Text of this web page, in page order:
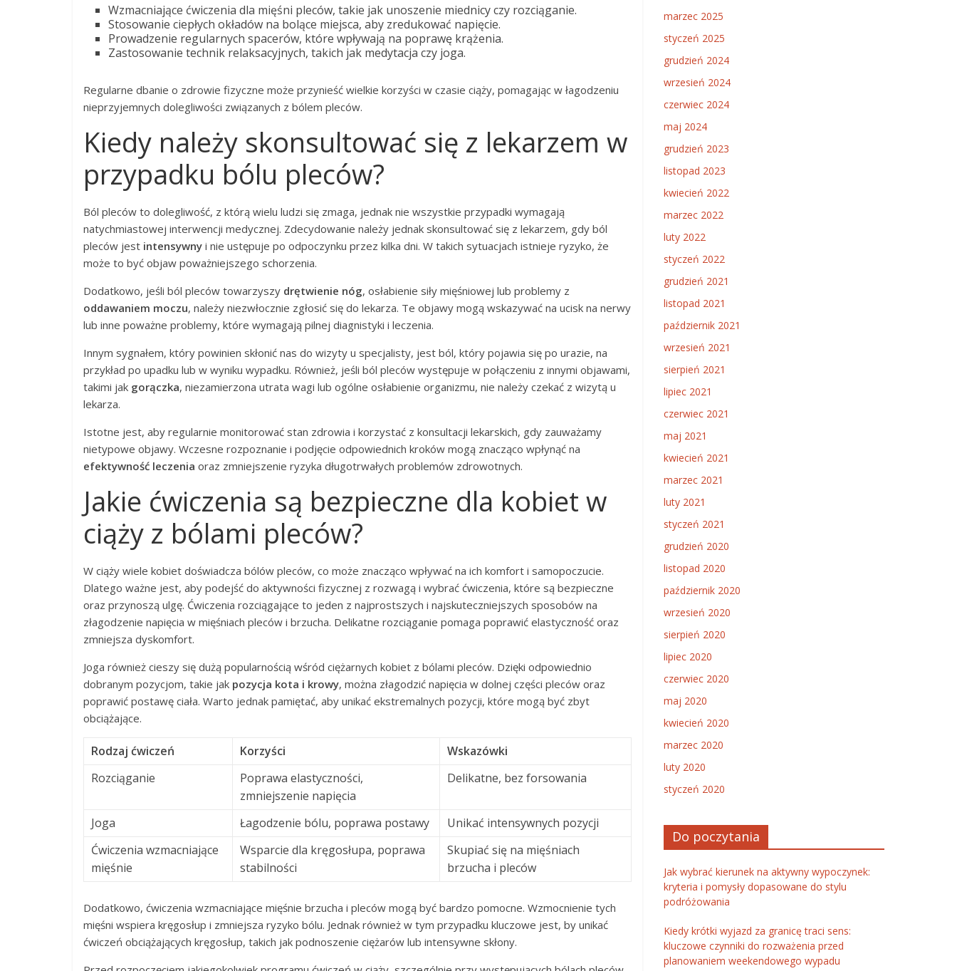
Wzmacniające ćwiczenia dla mięśni pleców, takie jak unoszenie miednicy czy rozciąganie.
Stosowanie ciepłych okładów na bolące miejsca, aby zredukować napięcie.
Prowadzenie regularnych spacerów, które wpływają na poprawę krążenia.
Zastosowanie technik relaksacyjnych, takich jak medytacja czy joga.
Regularne dbanie o zdrowie fizyczne może przynieść wielkie korzyści w czasie ciąży, pomagając w łagodzeniu
nieprzyjemnych dolegliwości związanych z bólem pleców.
Kiedy należy skonsultować się z lekarzem w
przypadku bólu pleców?
Ból pleców to dolegliwość, z którą wielu ludzi się zmaga, jednak nie wszystkie przypadki wymagają
natychmiastowej interwencji medycznej. Zdecydowanie należy jednak skonsultować się z lekarzem, gdy ból
pleców jest intensywny i nie ustępuje po odpoczynku przez kilka dni. W takich sytuacjach istnieje ryzyko, że
może to być objaw poważniejszego schorzenia.
Dodatkowo, jeśli ból pleców towarzyszy drętwienie nóg, osłabienie siły mięśniowej lub problemy z
oddawaniem moczu, należy niezwłocznie zgłosić się do lekarza. Te objawy mogą wskazywać na ucisk na nerwy
lub inne poważne problemy, które wymagają pilnej diagnistyki i leczenia.
Innym sygnałem, który powinien skłonić nas do wizyty u specjalisty, jest ból, który pojawia się po urazie, na
przykład po upadku lub w wyniku wypadku. Również, jeśli ból pleców występuje w połączeniu z innymi objawami,
takimi jak gorączka, niezamierzona utrata wagi lub ogólne osłabienie organizmu, nie należy czekać z wizytą u
lekarza.
Istotne jest, aby regularnie monitorować stan zdrowia i korzystać z konsultacji lekarskich, gdy zauważamy
nietypowe objawy. Wczesne rozpoznanie i podjęcie odpowiednich kroków mogą znacząco wpłynąć na
efektywność leczenia oraz zmniejszenie ryzyka długotrwałych problemów zdrowotnych.
Jakie ćwiczenia są bezpieczne dla kobiet w
ciąży z bólami pleców?
W ciąży wiele kobiet doświadcza bólów pleców, co może znacząco wpływać na ich komfort i samopoczucie.
Dlatego ważne jest, aby podejść do aktywności fizycznej z rozwagą i wybrać ćwiczenia, które są bezpieczne
oraz przynoszą ulgę. Ćwiczenia rozciągające to jeden z najprostszych i najskuteczniejszych sposobów na
złagodzenie napięcia w mięśniach pleców i brzucha. Delikatne rozciąganie pomaga poprawić elastyczność oraz
zmniejsza dyskomfort.
Joga również cieszy się dużą popularnością wśród ciężarnych kobiet z bólami pleców. Dzięki odpowiednio
dobranym pozycjom, takie jak pozycja kota i krowy, można złagodzić napięcia w dolnej części pleców oraz
poprawić postawę ciała. Warto jednak pamiętać, aby unikać ekstremalnych pozycji, które mogą być zbyt
obciążające.
Rodzaj ćwiczeń Korzyści
Wskazówki
Rozciąganie
Poprawa elastyczności,
zmniejszenie napięcia
Delikatne, bez forsowania
Joga Łagodzenie bólu, poprawa postawy
Unikać intensywnych pozycji
Ćwiczenia wzmacniające
mięśnie
Wsparcie dla kręgosłupa, poprawa
stabilności
Skupiać się na mięśniach
brzucha i pleców
Dodatkowo, ćwiczenia wzmacniające mięśnie brzucha i pleców mogą być bardzo pomocne. Wzmocnienie tych
mięśni wspiera kręgosłup i zmniejsza ryzyko bólu. Jednak również w tym przypadku kluczowe jest, by unikać
ćwiczeń obciążających kręgosłup, takich jak podnoszenie ciężarów lub intensywne skłony.
marzec 2025
styczeń 2025
grudzień 2024
wrzesień 2024
czerwiec 2024
maj 2024
grudzień 2023
listopad 2023
kwiecień 2022
marzec 2022
luty 2022
styczeń 2022
grudzień 2021
listopad 2021
październik 2021
wrzesień 2021
sierpień 2021
lipiec 2021
czerwiec 2021
maj 2021
kwiecień 2021
marzec 2021
luty 2021
styczeń 2021
grudzień 2020
listopad 2020
październik 2020
wrzesień 2020
sierpień 2020
lipiec 2020
czerwiec 2020
maj 2020
kwiecień 2020
marzec 2020
luty 2020
styczeń 2020
Do poczytania
Jak wybrać kierunek na aktywny wypoczynek:
kryteria i pomysły dopasowane do stylu
podróżowania
Kiedy krótki wyjazd za granicę traci sens:
kluczowe czynniki do rozważenia przed
planowaniem weekendowego wypadu